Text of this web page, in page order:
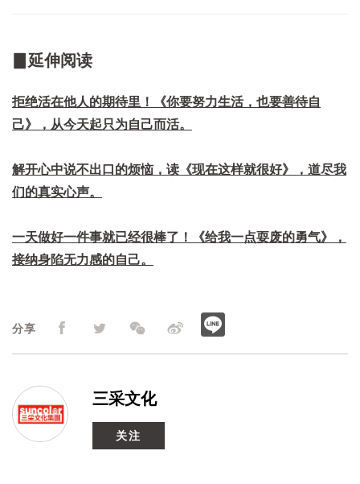
▊延伸阅读
拒绝活在他人的期待里！《你要努力生活，也要善待自
己》，从今天起只为自己而活。
解开心中说不出口的烦恼，读《现在这样就很好》，道尽我
们的真实心声。
一天做好一件事就已经很棒了！《给我一点耍废的勇气》，
接纳身陷无力感的自己。
分享
三采文化
关注